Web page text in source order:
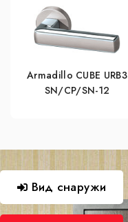
Armadillo CUBE URB3
SN/CP/SN-12
Вид снаружи